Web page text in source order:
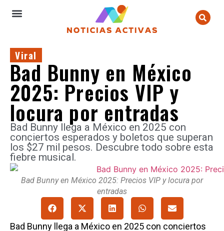
Viral
Bad Bunny en México
2025: Precios VIP y
locura por entradas
Bad Bunny llega a México en 2025 con
conciertos esperados y boletos que superan
los $27 mil pesos. Descubre todo sobre esta
fiebre musical.
Bad Bunny en México 2025: Precios VIP y locura por
entradas
Bad Bunny llega a México en 2025 con conciertos